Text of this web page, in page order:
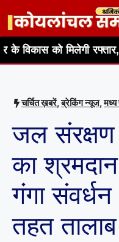
content
मिलेगी रफ्तार, सांसद
चर्चित ख़बरें,ब्रेकिंग न्यूज,
जल संरक्षण
का
गंगा
तहत